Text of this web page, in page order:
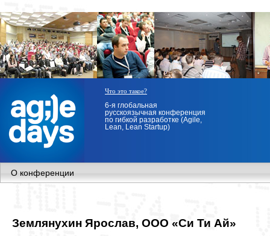
Что это такое?
6-я глобальная
русскоязычная конференция
по гибкой разработке (Agile,
Lean, Lean Startup)
О конференции
Землянухин Ярослав, ООО «Си Ти Ай»